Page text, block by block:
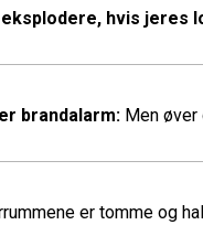
hvis jeres
brandalarm: Men
er tomme og